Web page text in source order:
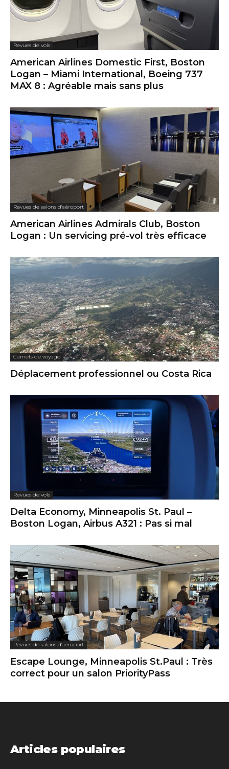
Revues de vols
American Airlines Domestic First, Boston
Logan – Miami International, Boeing 737
MAX 8 : Agréable mais sans plus
Revues de salons d'aéroport
American Airlines Admirals Club, Boston
Logan : Un servicing pré-vol très efficace
Carnets de voyage
Déplacement professionnel ou Costa Rica
Revues de vols
Delta Economy, Minneapolis St. Paul –
Boston Logan, Airbus A321 : Pas si mal
Revues de salons d'aéroport
Escape Lounge, Minneapolis St.Paul : Très
correct pour un salon PriorityPass
Articles populaires